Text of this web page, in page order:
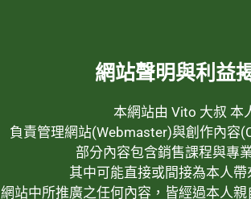
網站聲明與利益
本網站由 Vito 大叔 本
負責管理網站(Webmaster)與創作內容
部分內容包含銷售課程與專
其中可能直接或間接為本人帶
網站中所推廣之任何內容，皆經過本人親